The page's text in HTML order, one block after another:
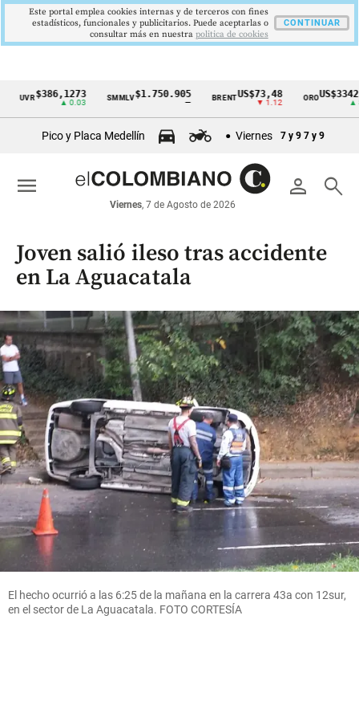
Cintillo
económicos
Colombia
$386,1273
▲ 0.03
SMMLV$1.750.905 BRENTUS$73,48
▼ 1.12
ORO US$3342,60
▲ 8.20
Pico y Placa Medellín Viernes 7 y 9 7 y 9
person search
Viernes, 7 de Agosto de 2026
menu
Joven salió ileso tras accidente
en La Aguacatala
El hecho ocurrió a las 6:25 de la mañana en la carrera 43a con 12sur,
en el sector de La Aguacatala. FOTO CORTESÍA
Este portal emplea cookies internas y de terceros con fines
estadísticos, funcionales y publicitarios. Puede aceptarlas o
consultar más en nuestra politica de cookies
CONTINUAR